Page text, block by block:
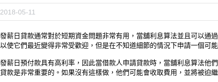
2018-05-11
發薪日貸款通常對於短期資金問題非常有用，當舖利息算法並且可以通
以使它們最近變得非常受歡迎，但是在不知道細節的情況下申請一個可
發薪日預付款具有高利率，因此當借款人申請貸款時，當舖利息算法他
貸款是非常重要的。如果沒有這樣做，他們可能會收取費用，並將被迫